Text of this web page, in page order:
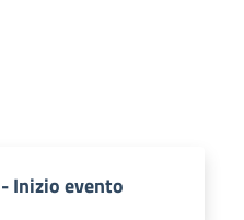
Inizio evento